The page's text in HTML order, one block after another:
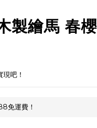
製繪馬 春
吧！
免運費！